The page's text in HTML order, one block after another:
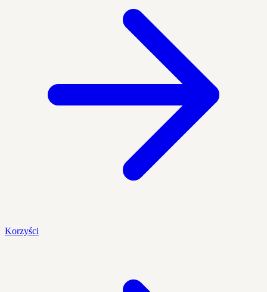
Korzyści